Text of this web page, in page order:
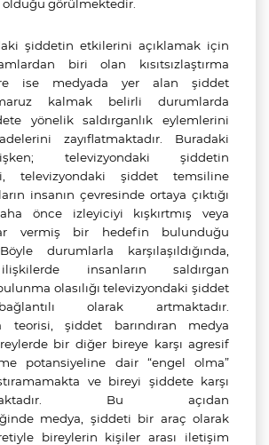
olduğu görülmektedir.
şiddetin etkilerini açıklamak için
biri olan kısıtsızlaştırma
ise medyada yer alan şiddet
kalmak belirli durumlarda
yönelik saldırganlık eylemlerini
zayıflatmaktadır. Buradaki
televizyondaki şiddetin
televizyondaki şiddet temsiline
insanın çevresinde ortaya çıktığı
önce izleyiciyi kışkırtmış veya
vermiş bir hedefin bulunduğu
durumlarla karşılaşıldığında,
insanların saldırgan
olasılığı televizyondaki şiddet
olarak artmaktadır.
teorisi, şiddet barındıran medya
bir diğer bireye karşı agresif
potansiyeline dair “engel olma”
ve bireyi şiddete karşı
Bu açıdan
medya, şiddeti bir araç olarak
bireylerin kişiler arası iletişim